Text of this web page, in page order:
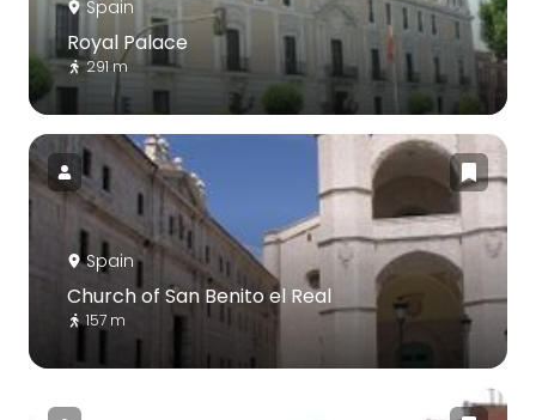
Spain
Royal Palace
291 m
Spain
Church of San Benito el Real
157 m